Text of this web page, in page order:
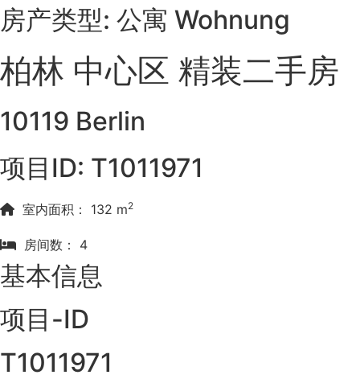
房产类型: 公寓 Wohnung
柏林 中心区 精装二手房
10119 Berlin
项目ID: T1011971
室内面积： 132 m2
房间数： 4
基本信息
项目-ID
T1011971